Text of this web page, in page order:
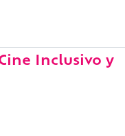
Inclusivo y